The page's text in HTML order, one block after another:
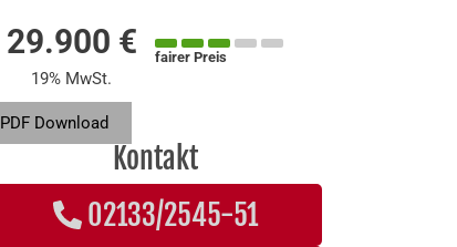
29.900 €
19% MwSt.
fairer Preis
PDF Download
Kontakt
02133/2545-51